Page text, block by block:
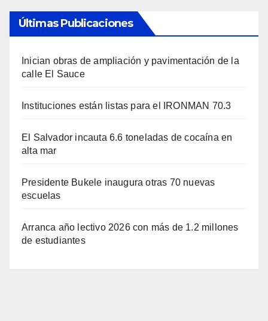
Últimas Publicaciones
Inician obras de ampliación y pavimentación de la
calle El Sauce
Instituciones están listas para el IRONMAN 70.3
El Salvador incauta 6.6 toneladas de cocaína en
alta mar
Presidente Bukele inaugura otras 70 nuevas
escuelas
Arranca año lectivo 2026 con más de 1.2 millones
de estudiantes